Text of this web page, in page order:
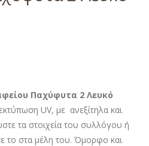
Παχύφυτα 2 Λευκό
UV, με ανεξίτηλα και
τα στοιχεία του συλλόγου ή
το στα μέλη του. Όμορφο και